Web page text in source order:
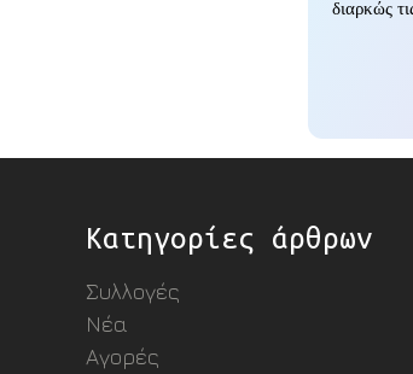
διαρκώς
Κατηγορίες άρθρων
Συλλογές
Νέα
Αγορές